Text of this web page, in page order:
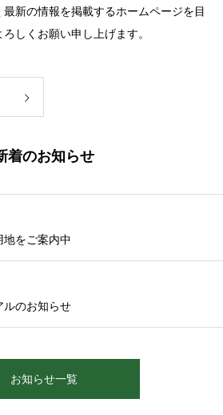
新の情報を掲載するホームページを目
しくお願い申し上げます。
着のお知らせ
地をご案内中
ルのお知らせ
お知らせ一覧